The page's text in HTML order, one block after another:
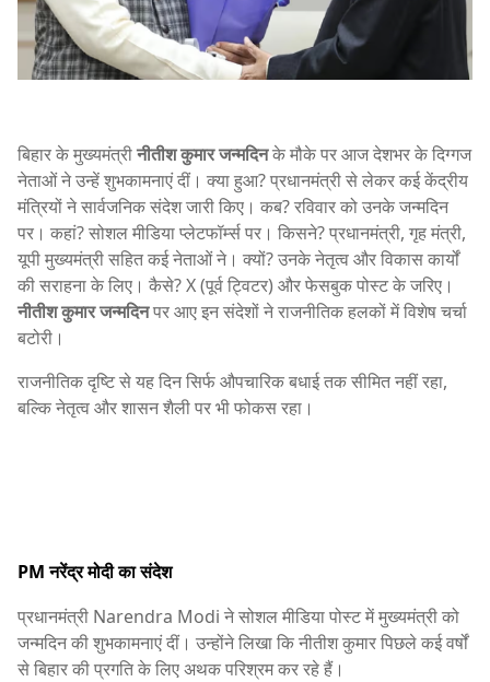
बिहार के मुख्यमंत्रीनीतीश कुमार जन्मदिनके मौके पर आज देशभर के दिग्गज
नेताओं ने उन्हें शुभकामनाएं दीं। क्या हुआ? प्रधानमंत्री से लेकर कई केंद्रीय
मंत्रियों ने सार्वजनिक संदेश जारी किए। कब? रविवार को उनके जन्मदिन
पर। कहां? सोशल मीडिया प्लेटफॉर्म्स पर। किसने? प्रधानमंत्री, गृह मंत्री,
यूपी मुख्यमंत्री सहित कई नेताओं ने। क्यों? उनके नेतृत्व और विकास कार्यों
की सराहना के लिए। कैसे? X (पूर्व ट्विटर) और फेसबुक पोस्ट के जरिए।
नीतीश कुमार जन्मदिनपर आए इन संदेशों ने राजनीतिक हलकों में विशेष चर्चा
बटोरी।
राजनीतिक दृष्टि से यह दिन सिर्फ औपचारिक बधाई तक सीमित नहीं रहा,
बल्कि नेतृत्व और शासन शैली पर भी फोकस रहा।
PM नरेंद्र मोदी का संदेश
प्रधानमंत्री Narendra Modi ने सोशल मीडिया पोस्ट में मुख्यमंत्री को
जन्मदिन की शुभकामनाएं दीं। उन्होंने लिखा कि नीतीश कुमार पिछले कई वर्षों
से बिहार की प्रगति के लिए अथक परिश्रम कर रहे हैं।